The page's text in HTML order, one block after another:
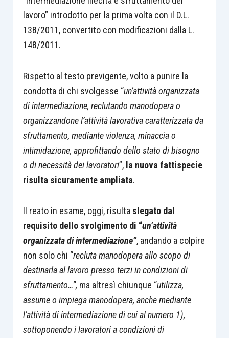
lavoro” introdotto per la prima volta con il D.L.
138/2011, convertito con modificazioni dalla L.
148/2011.
Rispetto al testo previgente, volto a punire la
condotta di chi svolgesse “un’attività organizzata
di intermediazione, reclutando manodopera o
organizzandone l’attività lavorativa caratterizzata da
sfruttamento, mediante violenza, minaccia o
intimidazione, approfittando dello stato di bisogno
o di necessità dei lavoratori”, la nuova fattispecie
risulta sicuramente ampliata.
Il reato in esame, oggi, risulta slegato dal
requisito dello svolgimento di “un’attività
organizzata di intermediazione”, andando a colpire
non solo chi “recluta manodopera allo scopo di
destinarla al lavoro presso terzi in condizioni di
sfruttamento…”, ma altresì chiunque “utilizza,
assume o impiega manodopera, anchemediante
l’attività di intermediazione di cui al numero 1),
sottoponendo i lavoratori a condizioni di